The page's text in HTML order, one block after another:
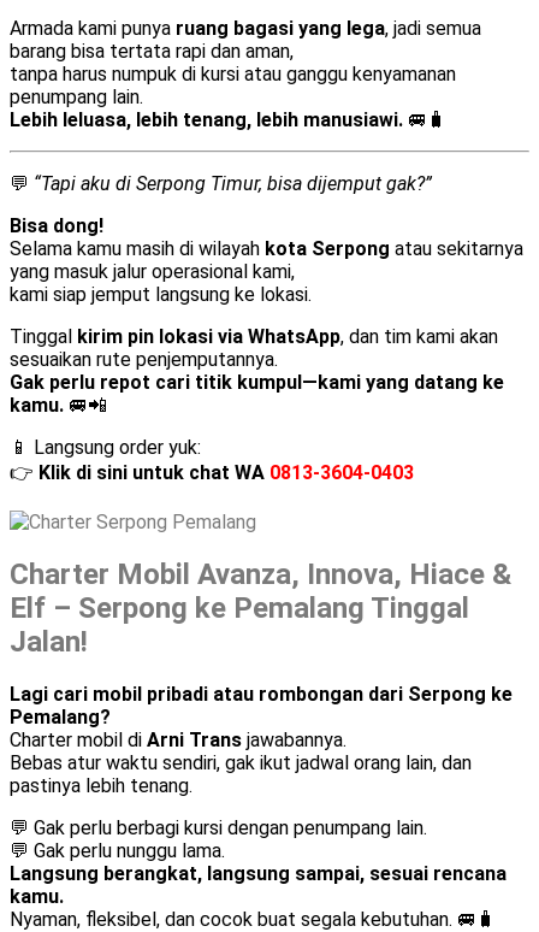
Armada kami punya ruang bagasi yang lega, jadi semua
barang bisa tertata rapi dan aman,
tanpa harus numpuk di kursi atau ganggu kenyamanan
penumpang lain.
Lebih leluasa, lebih tenang, lebih manusiawi. 🚐🧳
💬 “Tapi aku di Serpong Timur, bisa dijemput gak?”
Bisa dong!
Selama kamu masih di wilayah kota Serpong atau sekitarnya
yang masuk jalur operasional kami,
kami siap jemput langsung ke lokasi.
Tinggal kirim pin lokasi via WhatsApp, dan tim kami akan
sesuaikan rute penjemputannya.
Gak perlu repot cari titik kumpul—kami yang datang ke
kamu. 🚐📲
📱 Langsung order yuk:
👉 Klik di sini untuk chat WA 0813-3604-0403
Charter Mobil Avanza, Innova, Hiace &
Elf – Serpong ke Pemalang Tinggal
Jalan!
Lagi cari mobil pribadi atau rombongan dari Serpong ke
Pemalang?
Charter mobil di Arni Trans jawabannya.
Bebas atur waktu sendiri, gak ikut jadwal orang lain, dan
pastinya lebih tenang.
💬 Gak perlu berbagi kursi dengan penumpang lain.
💬 Gak perlu nunggu lama.
Langsung berangkat, langsung sampai, sesuai rencana
kamu.
Nyaman, fleksibel, dan cocok buat segala kebutuhan. 🚐🧳